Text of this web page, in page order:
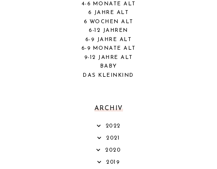
4-6 MONATE ALT
6 JAHRE ALT
6 WOCHEN ALT
6-12 JAHREN
6-9 JAHRE ALT
6-9 MONATE ALT
9-12 JAHRE ALT
BABY
DAS KLEINKIND
ARCHIV
2022
2021
2020
2019